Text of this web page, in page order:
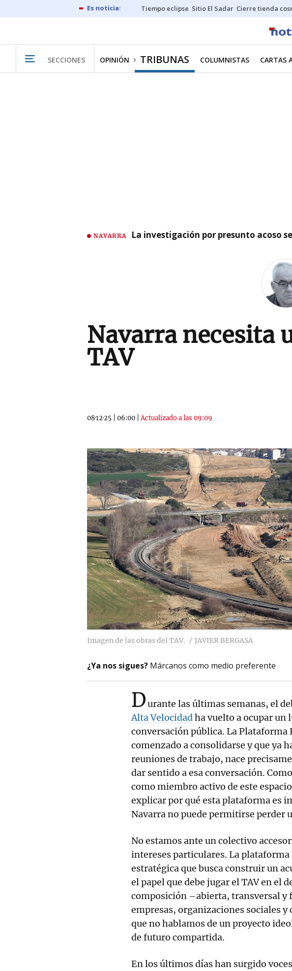
Tiempo eclipse Sitio El Sadar Cierre tienda
SECCIONES OPINIÓN TRIBUNAS COLUMNISTAS CARTAS
NAVARRA La investigación por presunto acoso
Navarra necesita
TAV
08·12·25 06:00 |Actualizado a las 09:09
Imagen de las obras del TAV. JAVIER BERGASA
¿Ya nos sigues? Márcanos como medio preferente
Durante las últimas semanas, el
Alta Velocidadha vuelto a ocupar un
conversación pública. La Plataforma
comenzado a consolidarse y que ya
reuniones de trabajo, nace
dar sentido a esa conversación.
como miembro activo de este
explicar por qué esta plataforma es
Navarra no puede permitirse perder
No estamos ante un colectivo
intereses particulares. La
estratégica que busca construir un
el papel que debe jugar el TAV en el
composición –abierta, transversal y
empresas, organizaciones sociales
que no hablamos de un proyecto
de futuro compartida.
En los últimos días han surgido